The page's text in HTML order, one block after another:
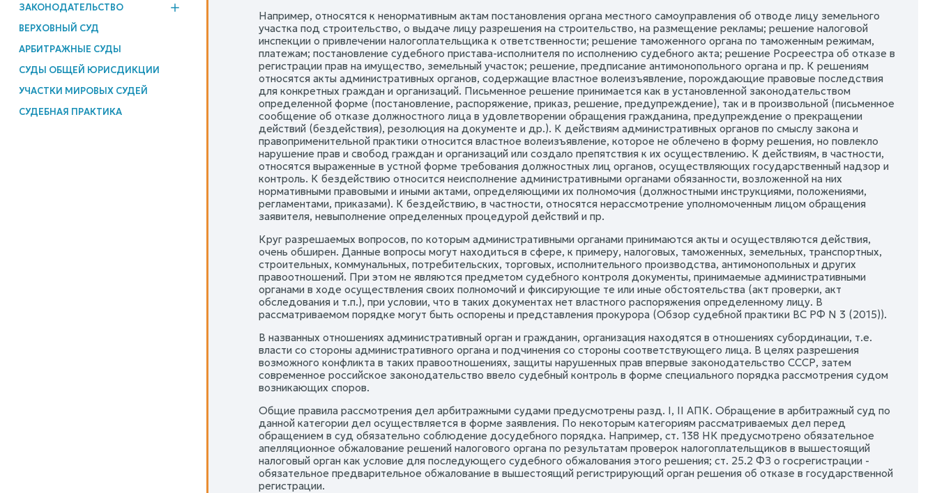
ЗАКОНОДАТЕЛЬСТВО
ВЕРХОВНЫЙ СУД
АРБИТРАЖНЫЕ СУДЫ
СУДЫ ОБЩЕЙ ЮРИСДИКЦИИ
УЧАСТКИ МИРОВЫХ СУДЕЙ
СУДЕБНАЯ ПРАКТИКА
Например, относятся к ненормативным актам постановления органа местного самоуправления об отводе лицу земельного
участка под строительство, о выдаче лицу разрешения на строительство, на размещение рекламы; решение налоговой
инспекции о привлечении налогоплательщика к ответственности; решение таможенного органа по таможенным режимам,
платежам; постановление судебного пристава-исполнителя по исполнению судебного акта; решение Росреестра об отказе в
регистрации прав на имущество, земельный участок; решение, предписание антимонопольного органа и пр. К решениям
относятся акты административных органов, содержащие властное волеизъявление, порождающие правовые последствия
для конкретных граждан и организаций. Письменное решение принимается как в установленной законодательством
определенной форме (постановление, распоряжение, приказ, решение, предупреждение), так и в произвольной (письменное
сообщение об отказе должностного лица в удовлетворении обращения гражданина, предупреждение о прекращении
действий (бездействия), резолюция на документе и др.). К действиям административных органов по смыслу закона и
правоприменительной практики относится властное волеизъявление, которое не облечено в форму решения, но повлекло
нарушение прав и свобод граждан и организаций или создало препятствия к их осуществлению. К действиям, в частности,
относятся выраженные в устной форме требования должностных лиц органов, осуществляющих государственный надзор и
контроль. К бездействию относится неисполнение административными органами обязанности, возложенной на них
нормативными правовыми и иными актами, определяющими их полномочия (должностными инструкциями, положениями,
регламентами, приказами). К бездействию, в частности, относятся нерассмотрение уполномоченным лицом обращения
заявителя, невыполнение определенных процедурой действий и пр.
Круг разрешаемых вопросов, по которым административными органами принимаются акты и осуществляются действия,
очень обширен. Данные вопросы могут находиться в сфере, к примеру, налоговых, таможенных, земельных, транспортных,
строительных, коммунальных, потребительских, торговых, исполнительного производства, антимонопольных и других
правоотношений. При этом не являются предметом судебного контроля документы, принимаемые административными
органами в ходе осуществления своих полномочий и фиксирующие те или иные обстоятельства (акт проверки, акт
обследования и т.п.), при условии, что в таких документах нет властного распоряжения определенному лицу. В
рассматриваемом порядке могут быть оспорены и представления прокурора (Обзор судебной практики ВС РФ N 3 (2015)).
В названных отношениях административный орган и гражданин, организация находятся в отношениях субординации, т.е.
власти со стороны административного органа и подчинения со стороны соответствующего лица. В целях разрешения
возможного конфликта в таких правоотношениях, защиты нарушенных прав впервые законодательство СССР, затем
современное российское законодательство ввело судебный контроль в форме специального порядка рассмотрения судом
возникающих споров.
Общие правила рассмотрения дел арбитражными судами предусмотрены разд. I, II АПК. Обращение в арбитражный суд по
данной категории дел осуществляется в форме заявления. По некоторым категориям рассматриваемых дел перед
обращением в суд обязательно соблюдение досудебного порядка. Например, ст. 138 НК предусмотрено обязательное
апелляционное обжалование решений налогового органа по результатам проверок налогоплательщиков в вышестоящий
налоговый орган как условие для последующего судебного обжалования этого решения; ст. 25.2 ФЗ о госрегистрации -
обязательное предварительное обжалование в вышестоящий регистрирующий орган решения об отказе в государственной
регистрации.